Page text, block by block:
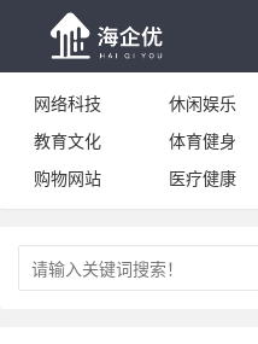
网络科技 休闲娱乐
教育文化
体育健身
购物网站
医疗健康